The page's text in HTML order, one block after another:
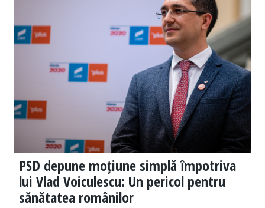
PSD depune moțiune simplă împotriva
lui Vlad Voiculescu: Un pericol pentru
sănătatea românilor